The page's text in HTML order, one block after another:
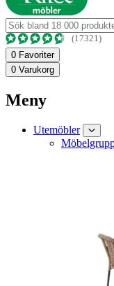
(17321)
0 Favoriter
0 Varukorg
Meny
Utemöbler